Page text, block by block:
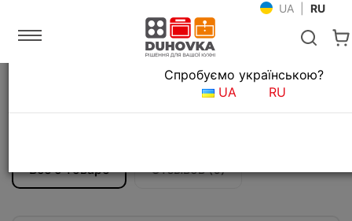
UA RU
Фильтры для воды Фильтрационные системы
Все о товаре Отзывов (0)
Язык магазина
Спробуємо українською?
UA
RU